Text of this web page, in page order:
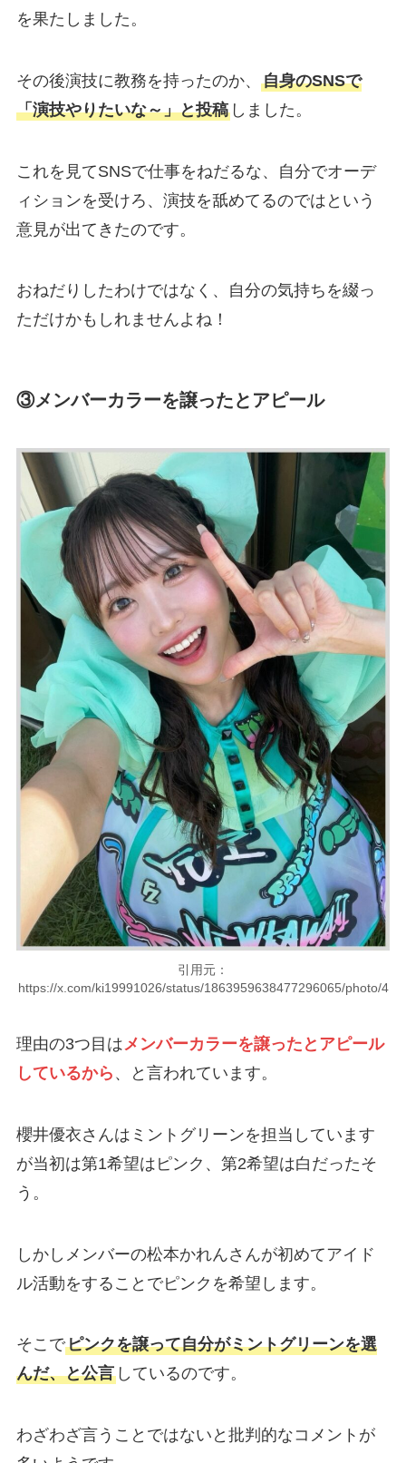
を果たしました。
その後演技に教務を持ったのか、 自身のSNSで
「演技やりたいな～」と投稿しました。
これを見てSNSで仕事をねだるな、自分でオーデ
ィションを受けろ、演技を舐めてるのではという
意見が出てきたのです。
おねだりしたわけではなく、自分の気持ちを綴っ
ただけかもしれませんよね！
③メンバーカラーを譲ったとアピール
引用元：
https://x.com/ki19991026/status/1863959638477296065/photo/4
理由の3つ目は メンバーカラーを譲ったとアピール
しているから 、と言われています。
櫻井優衣さんはミントグリーンを担当しています
が当初は第1希望はピンク、第2希望は白だったそ
う。
しかしメンバーの松本かれんさんが初めてアイド
ル活動をすることでピンクを希望します。
そこでピンクを譲って自分がミントグリーンを選
んだ、と公言しているのです。
わざわざ言うことではないと批判的なコメントが